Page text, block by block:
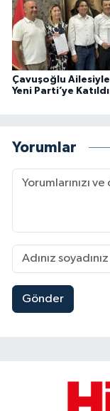
Çavuşoğlu
Yeni Parti’ye Katıldı
Yorumlar
Gönder